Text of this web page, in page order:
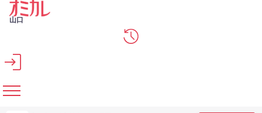
メインコンテンツへスキップ
山口